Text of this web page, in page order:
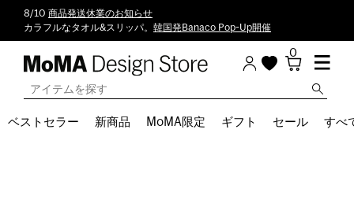
8/10 商品発送休業のお知らせ
カラフルなタオル&スリッパ。 韓国発Banaco Pop-Up開催
0
ベストセラー 新商品 MoMA限定 ギフト セール すべ